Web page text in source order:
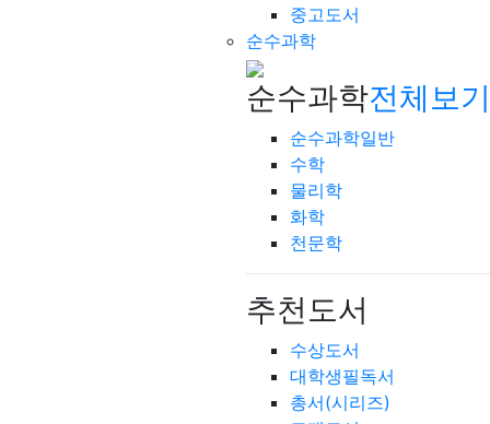
중고도서
순수과학
순수과학전체보
순수과학일반
수학
물리학
화학
천문학
추천도서
수상도서
대학생필독서
총서(시리즈)